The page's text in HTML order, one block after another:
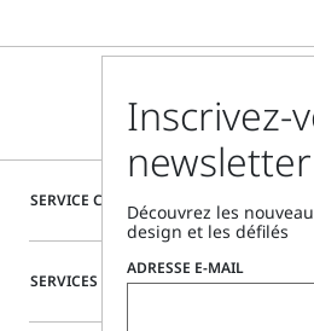
SERVICE CLIENTÈLE
SERVICES SPÉCIAUX
Inscrivez-
newsletter
Découvrez les
design et les défilés
ADRESSE E-MAIL